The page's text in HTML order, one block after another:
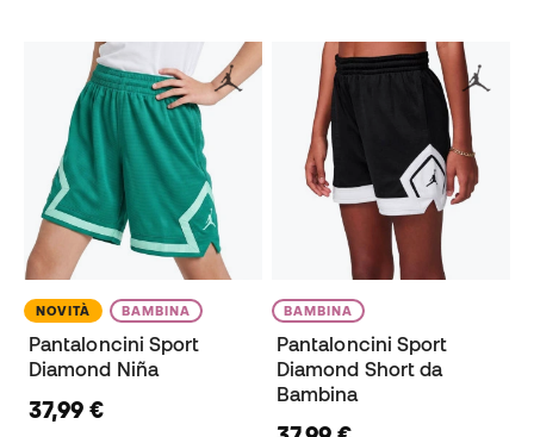
NOVITÀ BAMBINA
Pantaloncini Sport
Diamond Niña
37,99 €
BAMBINA
Pantaloncini Sport
Diamond Short da
Bambina